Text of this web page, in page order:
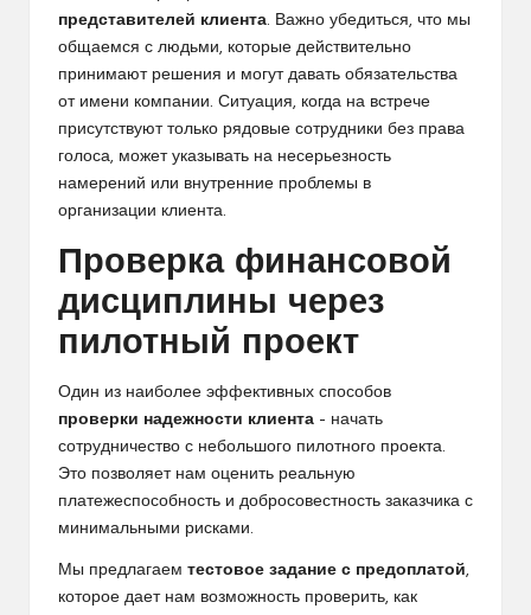
представителей клиента. Важно убедиться, что мы
общаемся с людьми, которые действительно
принимают решения и могут давать обязательства
от имени компании. Ситуация, когда на встрече
присутствуют только рядовые сотрудники без права
голоса, может указывать на несерьезность
намерений или внутренние проблемы в
организации клиента.
Проверка финансовой
дисциплины через
пилотный проект
Один из наиболее эффективных способов
проверки надежности клиента – начать
сотрудничество с небольшого пилотного проекта.
Это позволяет нам оценить реальную
платежеспособность и добросовестность заказчика с
минимальными рисками.
Мы предлагаем тестовое задание с предоплатой,
которое дает нам возможность проверить, как